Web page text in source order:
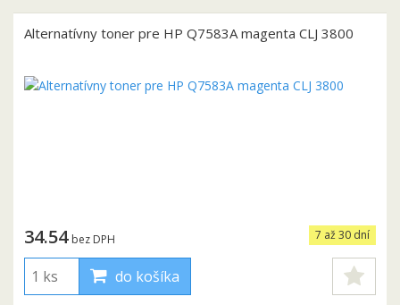
Alternatívny toner pre HP Q7583A magenta CLJ 3800
7 až 30 dní
34.54 bez DPH
do košíka